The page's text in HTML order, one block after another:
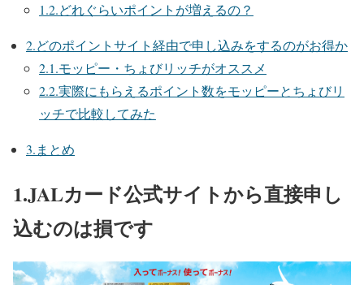
1.2.どれぐらいポイントが増えるの？
2.どのポイントサイト経由で申し込みをするのがお得か
2.1.モッピー・ちょびリッチがオススメ
2.2.実際にもらえるポイント数をモッピーとちょびリ
ッチで比較してみた
3.まとめ
1.JALカード公式サイトから直接申し
込むのは損です